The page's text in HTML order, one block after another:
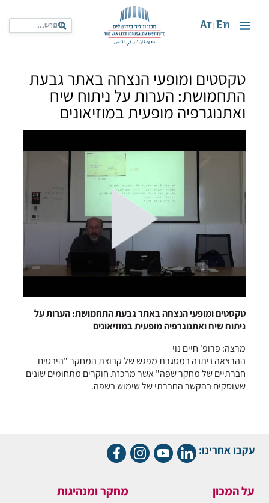
En
Ar
טקסטים ומופעי הנצחה באתר גבעת
התחמושת: הערות על ניתוח שיח
ואתנוגרפיה מופעית במוזיאונים
טקסטים ומופעי הנצחה באתר גבעת התחמושת: הערות על
ניתוח שיח ואתנוגרפיה מופעית במוזיאונים
מרצה: פרופ' חיים נוי
ההרצאה ניתנה במסגרת מפגש של קבוצת המחקר "היבטים
חברתיים של מחקר שפה" אשר מרכזת חוקרים מתחומים שונים
שעוסקים בהקשר החברתי של שימוש בשפה.
עקבו אחרינו:
על המכון מחקר ומנהיגות